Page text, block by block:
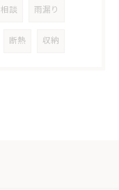
相談 雨漏り
断熱 収納